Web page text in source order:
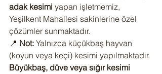
adak kesimi yapan işletmemiz,
Yeşilkent Mahallesi sakinlerine özel
çözümler sunmaktadır.
📍 Not: Yalnızca küçükbaş hayvan
(koyun veya keçi) kesimi yapılmaktadır.
Büyükbaş, düve veya sığır kesimi